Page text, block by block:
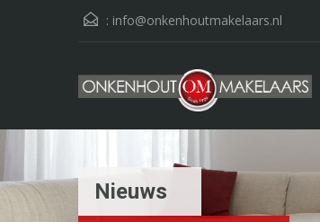
: info@onkenhoutmakelaars.nl
Nieuws